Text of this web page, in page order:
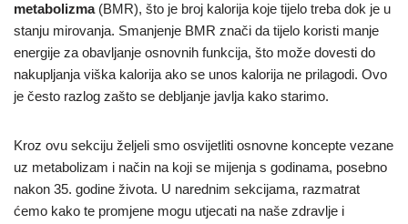
metabolizma(BMR), što je broj kalorija koje tijelo treba dok je u
stanju mirovanja. Smanjenje BMR znači da tijelo koristi manje
energije za obavljanje osnovnih funkcija, što može dovesti do
nakupljanja viška kalorija ako se unos kalorija ne prilagodi. Ovo
je često razlog zašto se debljanje javlja kako starimo.
Kroz ovu sekciju željeli smo osvijetliti osnovne koncepte vezane
uz metabolizam i način na koji se mijenja s godinama, posebno
nakon 35. godine života. U narednim sekcijama, razmatrat
ćemo kako te promjene mogu utjecati na naše zdravlje i